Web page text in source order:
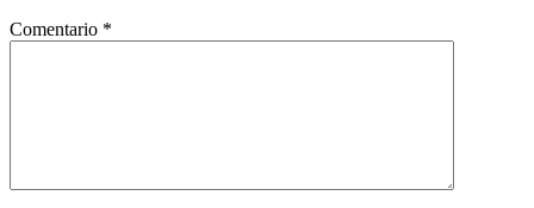
Comentario *